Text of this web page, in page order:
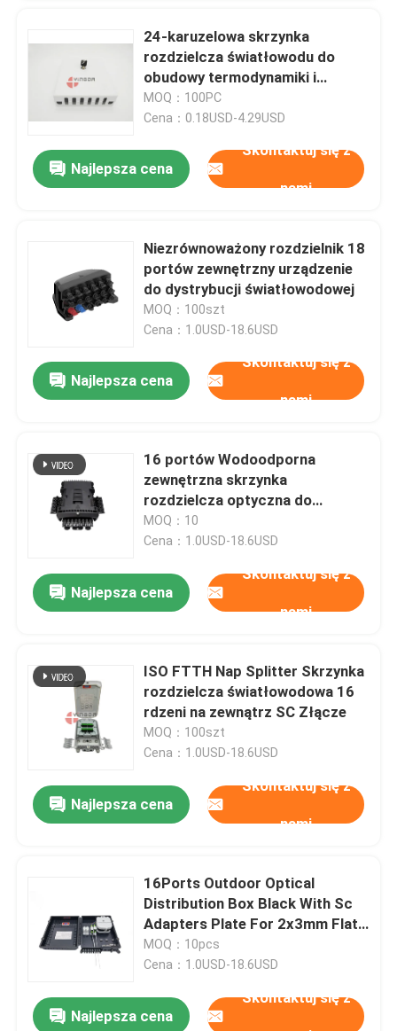
24-karuzelowa skrzynka
rozdzielcza światłowodu do
obudowy termodynamiki i
gniazda rozgałęźnego Home
Fusion
MOQ：100PC
Cena：0.18USD-4.29USD
Najlepsza cena
Skontaktuj się z
nami
Niezrównoważony rozdzielnik 18
portów zewnętrzny urządzenie
do dystrybucji światłowodowej
MOQ：100szt
Cena：1.0USD-18.6USD
Najlepsza cena
Skontaktuj się z
nami
16 portów Wodoodporna
zewnętrzna skrzynka
rozdzielcza optyczna do
skrzynki FTTH / FTTX / FTTA
MOQ：10
Cena：1.0USD-18.6USD
Najlepsza cena
Skontaktuj się z
nami
ISO FTTH Nap Splitter Skrzynka
rozdzielcza światłowodowa 16
rdzeni na zewnątrz SC Złącze
MOQ：100szt
Cena：1.0USD-18.6USD
Najlepsza cena
Skontaktuj się z
nami
16Ports Outdoor Optical
Distribution Box Black With Sc
Adapters Plate For 2x3mm Flat
Drop Cable Outlets PC ABS
Material
MOQ：10pcs
Cena：1.0USD-18.6USD
Najlepsza cena
Skontaktuj się z